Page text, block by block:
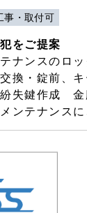
事・取付可
をご提案
ナンスのロッ
換・錠前、
失鍵作成 金
ンテナンスに